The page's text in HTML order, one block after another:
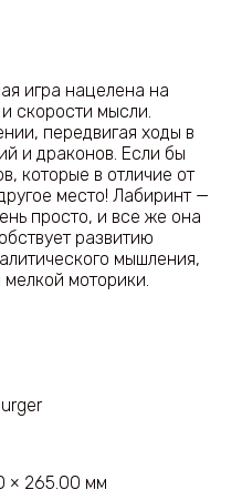
игра нацелена на
скорости мысли.
передвигая ходы в
и драконов. Если бы
которые в отличие от
место! Лабиринт —
просто, и все же она
развитию
мышления,
моторики.
× 265.00 мм